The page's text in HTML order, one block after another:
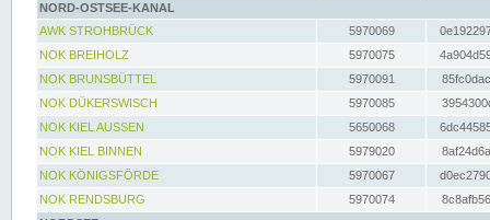
NORD-OSTSEE-KANAL
AWK STROHBRÜCK
5970069
NOK BREIHOLZ
5970075
NOK BRUNSBÜTTEL
5970091
NOK DÜKERSWISCH
5970085
NOK KIEL AUSSEN
5650068
NOK KIEL BINNEN
5979020
NOK KÖNIGSFÖRDE
5970067
NOK RENDSBURG
5970074